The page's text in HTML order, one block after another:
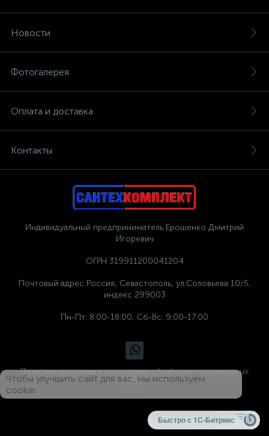
Новости
Фотогалерея
Оплата и доставка
Контакты
Индивидуальный предприниматель Ерошенко Дмитрий
Игоревич
ОГРН 319911200041204
Почтовый адрес Россия, Севастополь, ул.Соловьева 10/5,
индекс 299003
Пн-Пт: 8:00-18:00, Сб-Вс: 9:00-17:00
Политика компании в отношении обработки персональных
данных
Чтобы улучшить сайт для вас, мы используем
cookie.
Быстро с 1С-Битрикс